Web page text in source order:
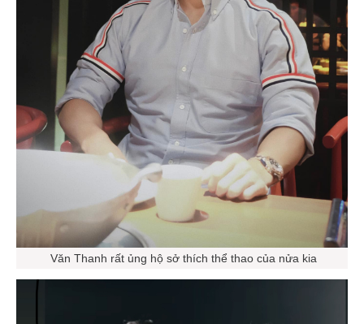
Văn Thanh rất ủng hộ sở thích thể thao của nửa kia